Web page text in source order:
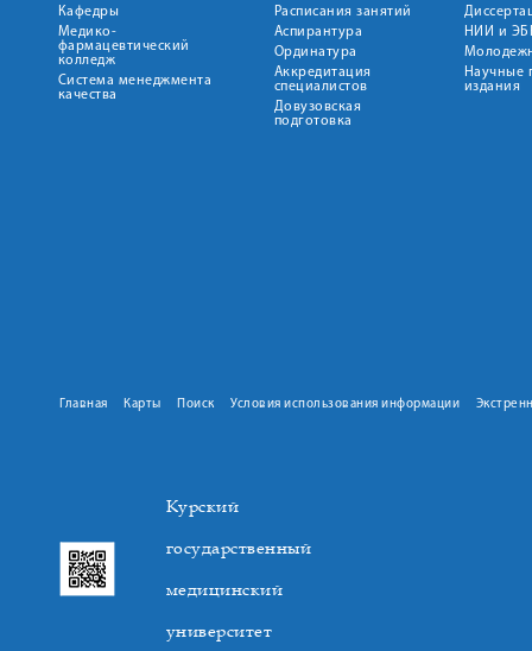
Кафедры
Медико-
фармацевтический
колледж
Система менеджмента
качества
Расписания занятий
Аспирантура
Ординатура
Аккредитация
специалистов
Довузовская
подготовка
НИИ и
Научные
издания
Главная Карты Поиск Условия использования информации
Курский
государственный
медицинский
университет